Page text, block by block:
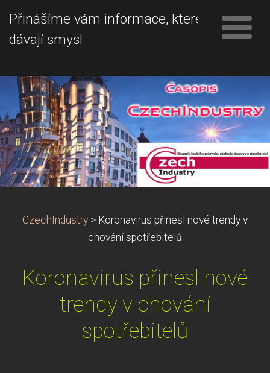
Přinášíme vám informace, které
dávají smysl
CzechIndustry > Koronavirus přinesl nové trendy v
chování spotřebitelů
Koronavirus přinesl nové
trendy v chování
spotřebitelů